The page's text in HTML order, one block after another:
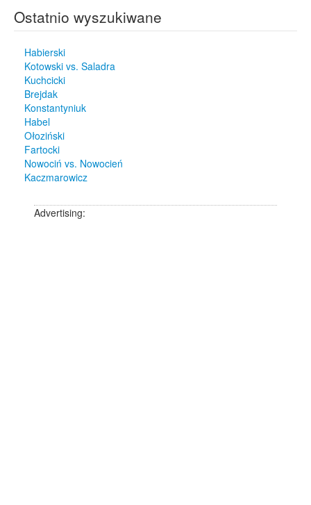
Ostatnio wyszukiwane
Habierski
Kotowski vs. Saladra
Kuchcicki
Brejdak
Konstantyniuk
Habel
Ołoziński
Fartocki
Nowociń vs. Nowocień
Kaczmarowicz
Advertising: